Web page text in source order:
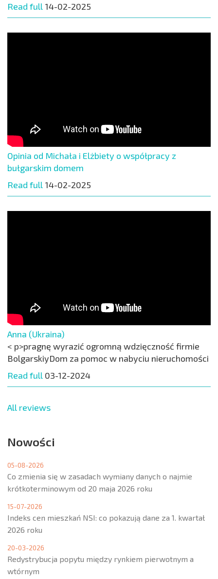
Read full 14-02-2025
Opinia od Michała i Elżbiety o współpracy z
bułgarskim domem
Read full 14-02-2025
Anna (Ukraina)
< p>pragnę wyrazić ogromną wdzięczność firmie
BolgarskiyDom za pomoc w nabyciu nieruchomości
Read full 03-12-2024
All reviews
Nowości
05-08-2026
Co zmienia się w zasadach wymiany danych o najmie
krótkoterminowym od 20 maja 2026 roku
15-07-2026
Indeks cen mieszkań NSI: co pokazują dane za 1. kwartał
2026 roku
20-03-2026
Redystrybucja popytu między rynkiem pierwotnym a
wtórnym